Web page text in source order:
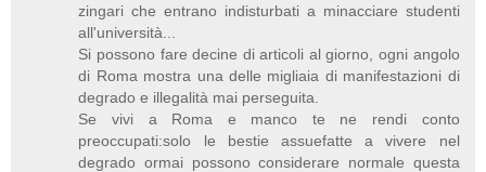
zingari che entrano indisturbati a minacciare studenti
all'università...
Si possono fare decine di articoli al giorno, ogni angolo
di Roma mostra una delle migliaia di manifestazioni di
degrado e illegalità mai perseguita.
Se vivi a Roma e manco te ne rendi conto
preoccupati:solo le bestie assuefatte a vivere nel
degrado ormai possono considerare normale questa